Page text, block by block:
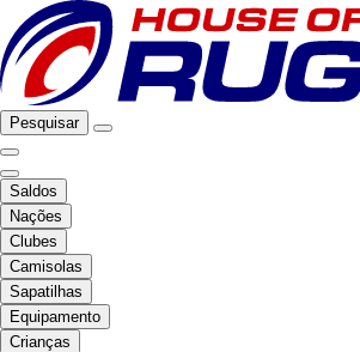
Pesquisar
Saldos
Nações
Clubes
Camisolas
Sapatilhas
Equipamento
Crianças